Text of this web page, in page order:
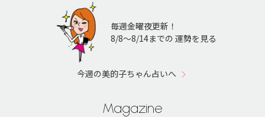
毎週金曜夜更新！
8/8〜8/14までの 運勢を見る
今週の美的子ちゃん占いへ
Magazine